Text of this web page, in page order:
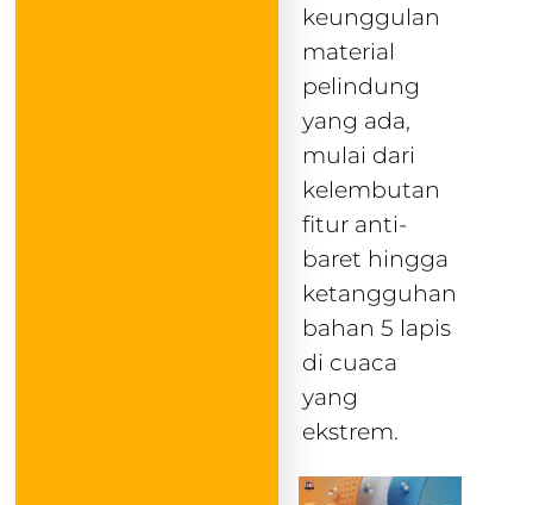
keunggulan
material
pelindung
yang ada,
mulai dari
kelembutan
fitur anti-
baret hingga
ketangguhan
bahan 5 lapis
di cuaca
yang
ekstrem.